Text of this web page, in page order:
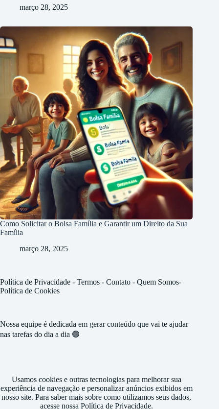
março 28, 2025
Como Solicitar o Bolsa Família e Garantir um Direito da Sua
Família
março 28, 2025
Política de Privacidade - Termos - Contato - Quem Somos-
Política de Cookies
Nossa equipe é dedicada em gerar conteúdo que vai te ajudar
nas tarefas do dia a dia 🟢
Usamos cookies e outras tecnologias para melhorar sua
experiência de navegação e personalizar anúncios exibidos em
nosso site. Para saber mais sobre como utilizamos seus dados,
acesse nossa Política de Privacidade.